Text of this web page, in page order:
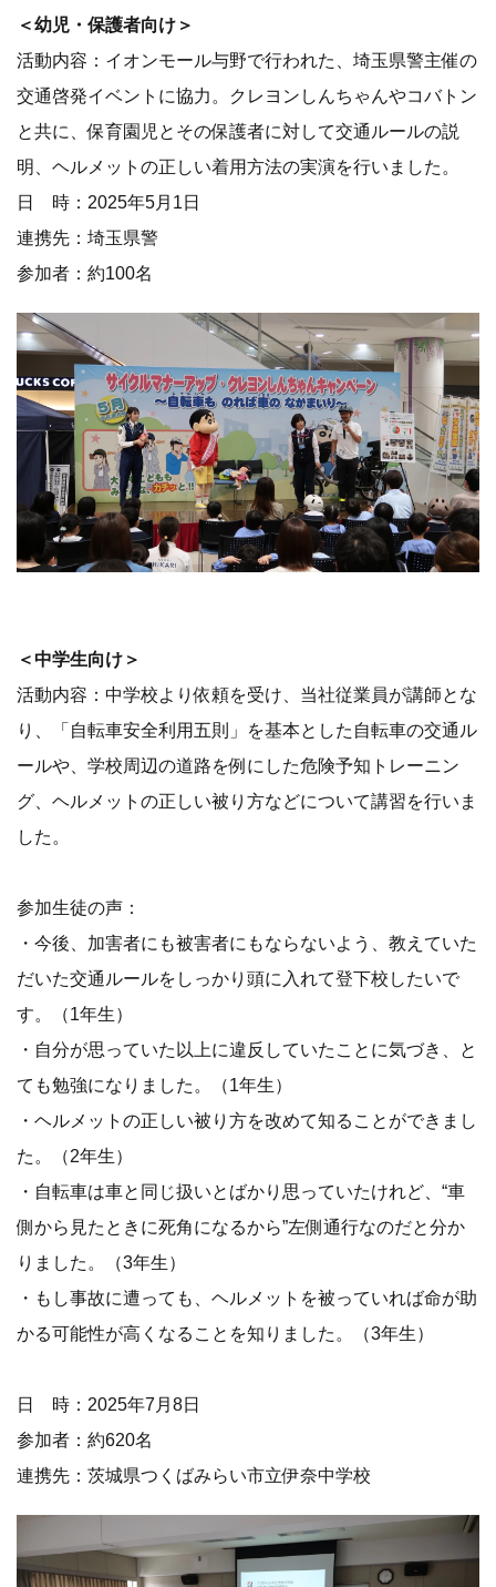
＜幼児・保護者向け＞
活動内容：イオンモール与野で行われた、埼玉県警主催の
交通啓発イベントに協力。クレヨンしんちゃんやコバトン
と共に、保育園児とその保護者に対して交通ルールの説
明、ヘルメットの正しい着用方法の実演を行いました。
日 時：2025年5月1日
連携先：埼玉県警
参加者：約100名
＜中学生向け＞
活動内容：中学校より依頼を受け、当社従業員が講師とな
り、「自転車安全利用五則」を基本とした自転車の交通ル
ールや、学校周辺の道路を例にした危険予知トレーニン
グ、ヘルメットの正しい被り方などについて講習を行いま
した。
参加生徒の声：
・今後、加害者にも被害者にもならないよう、教えていた
だいた交通ルールをしっかり頭に入れて登下校したいで
す。（1年生）
・自分が思っていた以上に違反していたことに気づき、と
ても勉強になりました。（1年生）
・ヘルメットの正しい被り方を改めて知ることができまし
た。（2年生）
・自転車は車と同じ扱いとばかり思っていたけれど、“車
側から見たときに死角になるから”左側通行なのだと分か
りました。（3年生）
・もし事故に遭っても、ヘルメットを被っていれば命が助
かる可能性が高くなることを知りました。（3年生）
日 時：2025年7月8日
参加者：約620名
連携先：茨城県つくばみらい市立伊奈中学校